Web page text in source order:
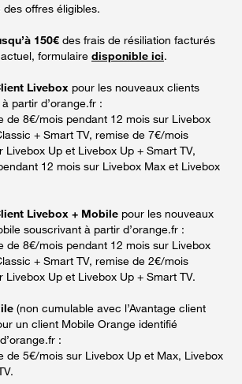
des offres éligibles.
150€ des frais de résiliation facturés
formulaire disponible ici.
Livebox pour les nouveaux clients
partir d’orange.fr :
de 8€/mois pendant 12 mois sur Livebox
+ Smart TV, remise de 7€/mois
Livebox Up et Livebox Up + Smart TV,
12 mois sur Livebox Max et Livebox
Livebox + Mobile pour les nouveaux
souscrivant à partir d’orange.fr :
de 8€/mois pendant 12 mois sur Livebox
+ Smart TV, remise de 2€/mois
Livebox Up et Livebox Up + Smart TV.
(non cumulable avec l’Avantage client
un client Mobile Orange identifié
:
de 5€/mois sur Livebox Up et Max, Livebox